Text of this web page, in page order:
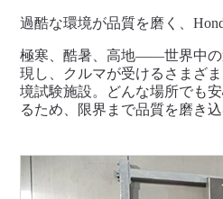
過酷な環境が品質を磨く、
極寒、酷暑、高地――世界中の
現し、クルマが受けるさまざ
境試験施設。どんな場所でも
るため、限界まで品質を磨き